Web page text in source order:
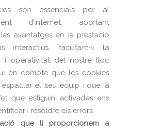
són essencials per al
d’internet, aportant
avantatges en la prestació
interactius, facilitant-li la
i operativitat del nostre lloc
en compte que les cookies
el seu equip i que, a
que estiguin activades ens
i resoldre els errors.
que li proporcionem a